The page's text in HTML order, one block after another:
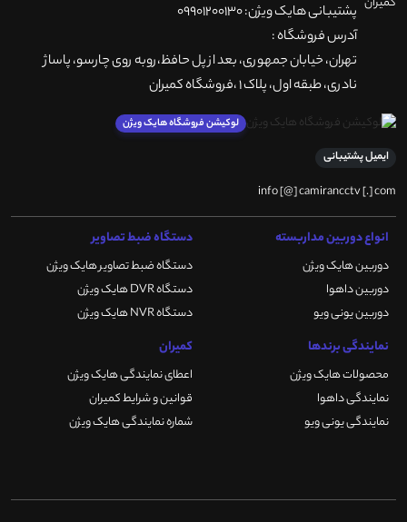
پشتیبانی هایک ویژن: 09901200130
آدرس فروشگاه :
تهران، خيابان جمهوری، بعد از پل حافظ،روبه روی چارسو، پاساژ
نادری، طبقه اول، پلاک 1 ،فروشگاه کمیران
لوکیشن فروشگاه هایک ویژن
ایمیل پشتیبانی
info [@] camirancctv [.] com
انواع دوربین مداربسته
دوربین هایک ویژن
دوربین داهوا
دوربین یونی ویو
دستگاه ضبط تصاویر
دستگاه ضبط تصاویر هایک ویژن
دستگاه DVR هایک ویژن
دستگاه NVR هایک ویژن
نمایندگی برندها
محصولات هایک ویژن
نمایندگی داهوا
نمایندگی یونی ویو
کمیران
اعطای نمایندگی هایک ویژن
قوانین و شرایط کمیران
شماره نمایندگی هایک ویژن